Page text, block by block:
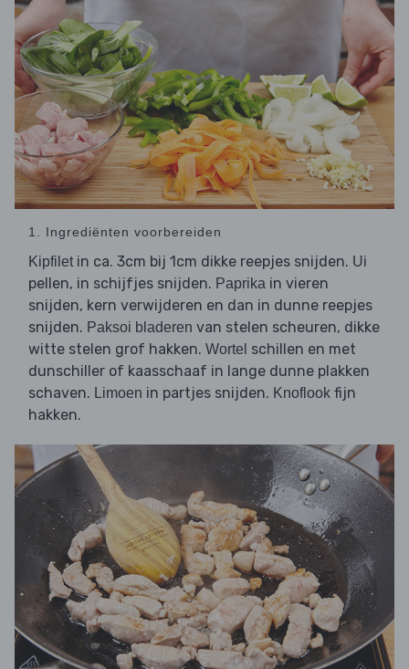
1. Ingrediënten voorbereiden
Kipfilet in ca. 3cm bij 1cm dikke reepjes snijden. Ui
pellen, in schijfjes snijden. Paprika in vieren
snijden, kern verwijderen en dan in dunne reepjes
snijden. Paksoi bladeren van stelen scheuren, dikke
witte stelen grof hakken. Wortel schillen en met
dunschiller of kaasschaaf in lange dunne plakken
schaven. Limoen in partjes snijden. Knoflook fijn
hakken.